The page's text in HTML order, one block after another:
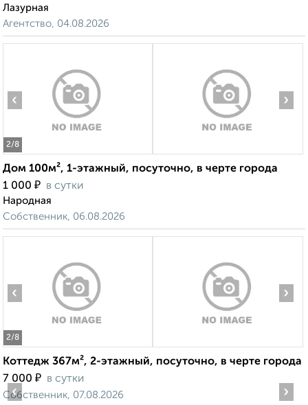
Лазурная
Агентство, 04.08.2026
2/8
‹ ›
Дом 100м², 1-этажный, посуточно, в черте города
1 000 ₽ в сутки
Народная
Собственник, 06.08.2026
2/8
‹ ›
Коттедж 367м², 2-этажный, посуточно, в черте города
7 000 ₽ в сутки
Собственник, 07.08.2026
‹ ›